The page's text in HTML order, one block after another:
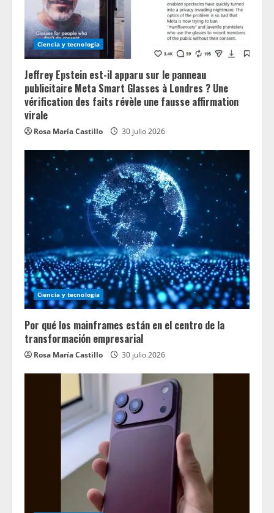
n
g Ciencia y tecnologia
Jeffrey Epstein est-il apparu sur le panneau
publicitaire Meta Smart Glasses à Londres ? Une
vérification des faits révèle une fausse affirmation
virale
Rosa María Castillo 30 julio 2026
Ciencia y tecnologia
Por qué los mainframes están en el centro de la
transformación empresarial
Rosa María Castillo 30 julio 2026